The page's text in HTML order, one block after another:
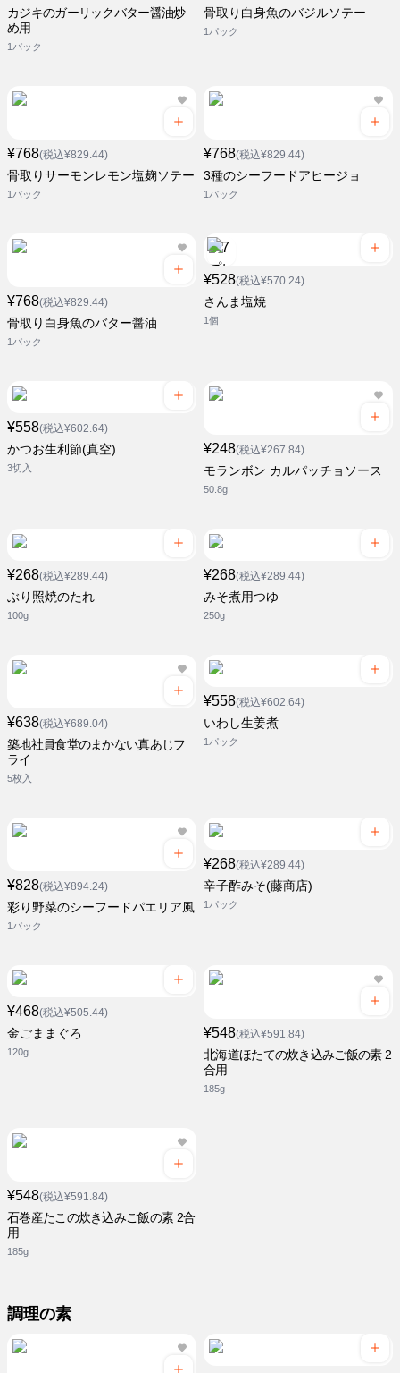
カジキのガーリックバター醤油炒
め用
1パック
骨取り白身魚のバジルソテー
1パック
¥768(税込¥829.44)
骨取りサーモンレモン塩麹ソテー
1パック
¥768(税込¥829.44)
3種のシーフードアヒージョ
1パック
¥768(税込¥829.44)
骨取り白身魚のバター醤油
1パック
¥528(税込¥570.24)
さんま塩焼
1個
¥558(税込¥602.64)
かつお生利節(真空)
3切入
¥248(税込¥267.84)
モランボン カルパッチョソース
50.8g
¥268(税込¥289.44)
ぶり照焼のたれ
100g
¥268(税込¥289.44)
みそ煮用つゆ
250g
¥638(税込¥689.04)
築地社員食堂のまかない真あじフ
ライ
5枚入
¥558(税込¥602.64)
いわし生姜煮
1パック
¥828(税込¥894.24)
彩り野菜のシーフードパエリア風
1パック
¥268(税込¥289.44)
辛子酢みそ(藤商店)
1パック
¥468(税込¥505.44)
金ごままぐろ
120g
¥548(税込¥591.84)
北海道ほたての炊き込みご飯の素 2
合用
185g
¥548(税込¥591.84)
石巻産たこの炊き込みご飯の素 2合
用
185g
調理の素